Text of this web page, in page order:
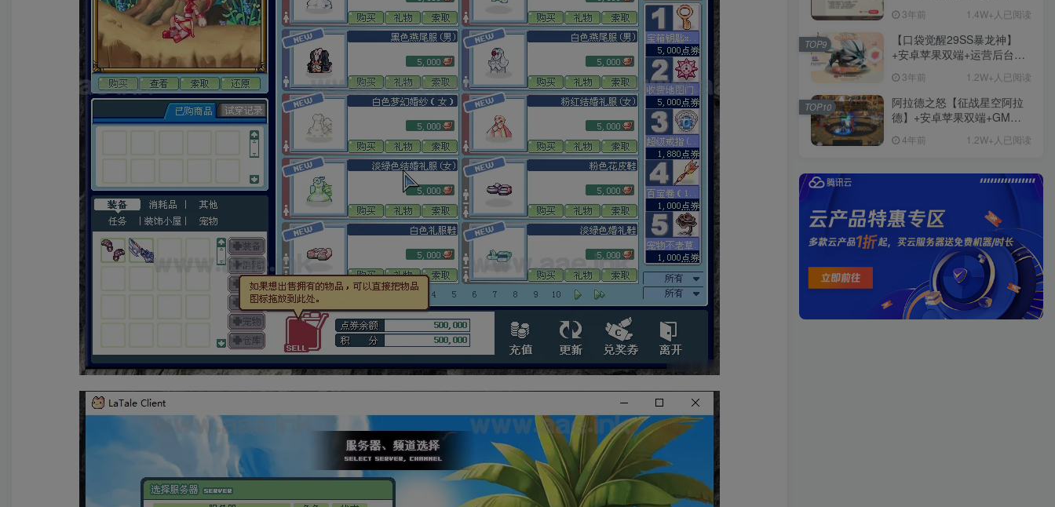
细搭建教程
3年前 1.4W+人已阅读
【口袋觉醒29SS暴龙神】
+安卓苹果双端+运营后台
端 3年前 1.2W+人已阅读
TOP9
阿拉德之怒【征战星空阿拉
德】+安卓苹果双端+GM授
+详细教程
4年前 1.2W+人已阅读
TOP10